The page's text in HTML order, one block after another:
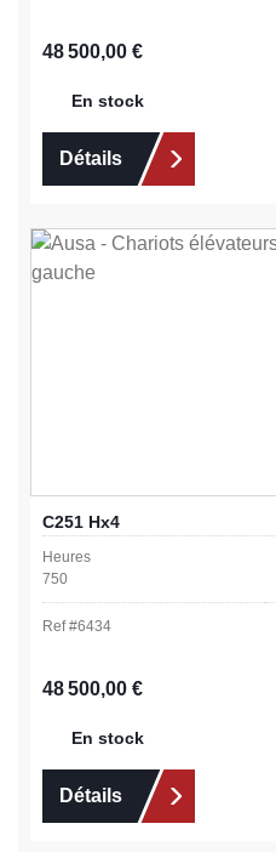
Prix régulier :
48 500,00 €
En stock
Détails
C251 Hx4
Heures
750
Ref #6434
Prix régulier :
48 500,00 €
En stock
Détails